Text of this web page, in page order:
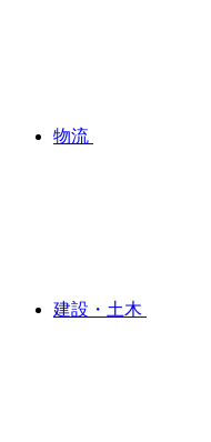
物流
建設・土木